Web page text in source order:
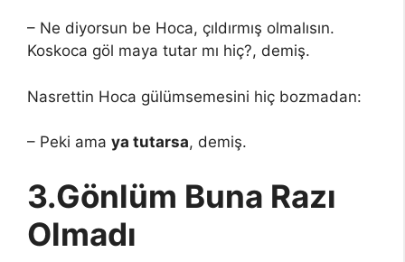
– Ne diyorsun be Hoca, çıldırmış olmalısın.
Koskoca göl maya tutar mı hiç?, demiş.
Nasrettin Hoca gülümsemesini hiç bozmadan:
– Peki ama ya tutarsa, demiş.
3.Gönlüm Buna Razı
Olmadı